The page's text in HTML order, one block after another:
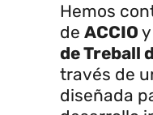
Hemos
de ACCIO
de Treball
través de
diseñada